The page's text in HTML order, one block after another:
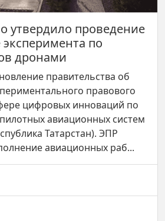
утвердило проведение
по
дронами
правительства об
правового
цифровых инноваций по
авиационных систем
Татарстан). ЭПР
авиационных раб...